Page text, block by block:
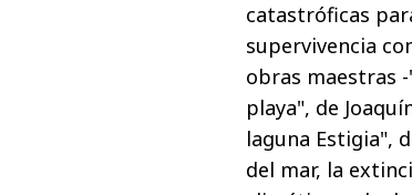
catastróficas
supervivencia
obras maestras
playa", de
laguna Estigia",
del mar, la